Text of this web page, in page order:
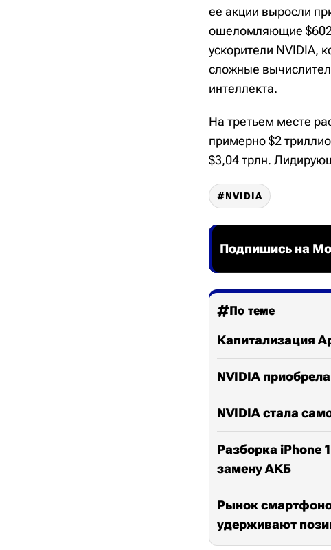
ее акции выросли
ошеломляющие $602
ускорители NVIDIA,
сложные
интеллекта.
На третьем месте
примерно $2
$3,04 трлн.
NVIDIA
Подпишись на
По теме
Капитализация
NVIDIA
NVIDIA стала
Разборка iPhone
замену АКБ
Рынок
удерживают